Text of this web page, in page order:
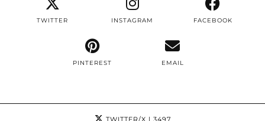
TWITTER INSTAGRAM FACEBOOK
PINTEREST EMAIL
TWITTER/X | 3497